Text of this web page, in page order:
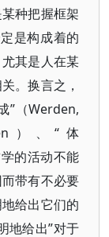
种把握框架
是构成着的
其是人在某
。换言之，
”（Werden,
）、“体
的活动不能
带有不必要
给出它们的
地给出”对于